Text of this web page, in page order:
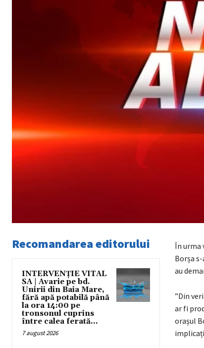
Recomandarea editorului
INTERVENȚIE VITAL
SA | Avarie pe bd.
Unirii din Baia Mare,
fără apă potabilă până
la ora 14:00 pe
tronsonul cuprins
între calea ferată...
7 august 2026
În urma
Borșa
au
”Din
ar fi
orașul